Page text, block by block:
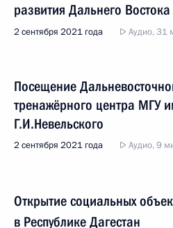
развития Дальнего Востока
2 сентября 2021 года Аудио, 31
Посещение
тренажёрного центра МГУ
Г.И.Невельского
2 сентября 2021 года Аудио, 9
Открытие социальных
в Республике Дагестан